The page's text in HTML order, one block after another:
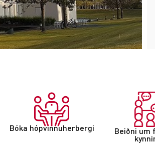
Bóka hópvinnuherbergi Beiðni